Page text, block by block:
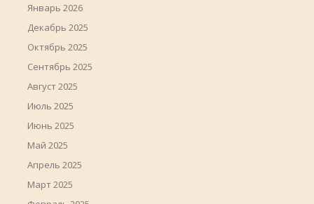
Январь 2026
Декабрь 2025
Октябрь 2025
Сентябрь 2025
Август 2025
Июль 2025
Июнь 2025
Май 2025
Апрель 2025
Март 2025